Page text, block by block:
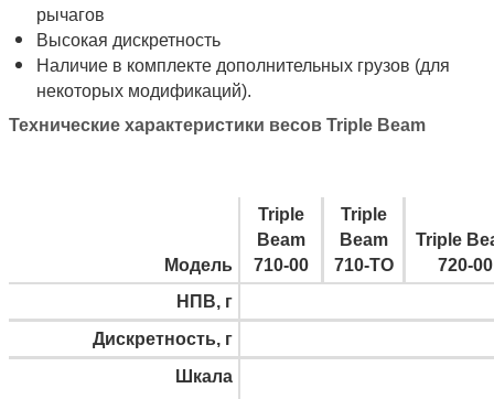
рычагов
Высокая дискретность
Наличие в комплекте дополнительных грузов (для
некоторых модификаций).
Технические характеристики весов Triple Beam
Модель
Triple
Beam
710-00
Triple
Beam
710-TO
Triple
720-00
НПВ, г
Дискретность, г
Шкала